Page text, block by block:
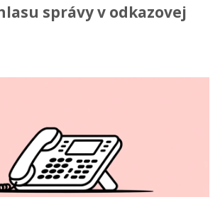
správy v odkazovej